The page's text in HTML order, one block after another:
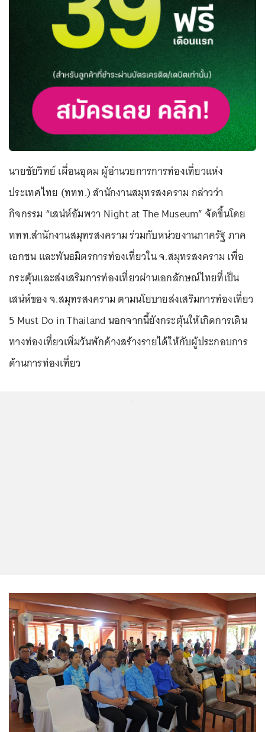
นายชัยวิทย์ เผื่อนอุดม ผู้อำนวยการการท่องเที่ยวแห่ง
ประเทศไทย (ททท.) สำนักงานสมุทรสงคราม กล่าวว่า
กิจกรรม “เสน่ห์อัมพวา Night at The Museum” จัดขึ้นโดย
ททท.สำนักงานสมุทรสงคราม ร่วมกับหน่วยงานภาครัฐ ภาค
เอกชน และพันธมิตรการท่องเที่ยวใน จ.สมุทรสงคราม เพื่อ
กระตุ้นและส่งเสริมการท่องเที่ยวผ่านเอกลักษณ์ไทยที่เป็น
เสน่ห์ของ จ.สมุทรสงคราม ตามนโยบายส่งเสริมการท่องเที่ยว
5 Must Do in Thailand นอกจากนี้ยังกระตุ้นให้เกิดการเดิน
ทางท่องเที่ยวเพิ่มวันพักค้างสร้างรายได้ให้กับผู้ประกอบการ
ด้านการท่องเที่ยว